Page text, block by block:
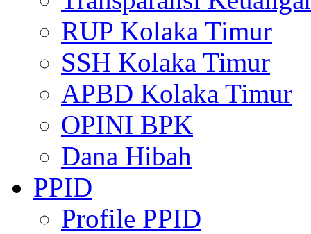
RUP Kolaka Timur
SSH Kolaka Timur
APBD Kolaka Timur
OPINI BPK
Dana Hibah
PPID
Profile PPID